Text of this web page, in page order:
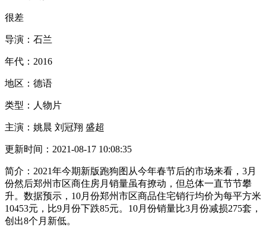
很差
导演： 石兰
年代： 2016
地区： 德语
类型： 人物片
主演： 姚晨 刘冠翔 盛超
更新时间： 2021-08-17 10:08:35
简介： 2021年今期新版跑狗图从今年春节后的市场来看，3月
份然后郑州市区商住房月销量虽有撩动，但总体一直节节攀
升。数据预示，10月份郑州市区商品住宅销行均价为每平方米
10453元，比9月份下跌85元。10月份销量比3月份减损275套，
创出8个月新低。